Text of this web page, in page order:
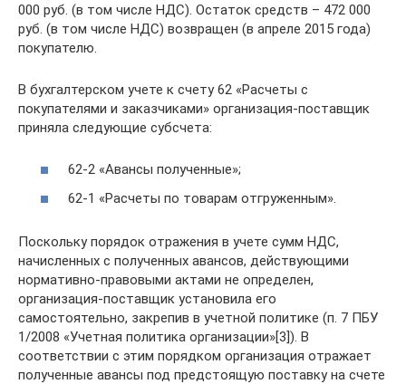
000 руб. (в том числе НДС). Остаток средств – 472 000
руб. (в том числе НДС) возвращен (в апреле 2015 года)
покупателю.
В бухгалтерском учете к счету 62 «Расчеты с
покупателями и заказчиками» организация-поставщик
приняла следующие субсчета:
62-2 «Авансы полученные»;
62-1 «Расчеты по товарам отгруженным».
Поскольку порядок отражения в учете сумм НДС,
начисленных с полученных авансов, действующими
нормативно-правовыми актами не определен,
организация-поставщик установила его
самостоятельно, закрепив в учетной политике (п. 7 ПБУ
1/2008 «Учетная политика организации»[3]). В
соответствии с этим порядком организация отражает
полученные авансы под предстоящую поставку на счете